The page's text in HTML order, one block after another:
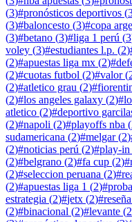
(3)#pronósticos deportivos (
(3)#baloncesto (3)#copa
(3)#betano (3)#liga 1 perú (3
voley (3)#estudiantes l.p. (2)
(2)#apuestas liga mx (2)#
(2)#cuotas futbol (2)#valor(
(2)#atletico grau (2)#
(2)#los angeles galaxy (2)#
atletico (2)#deportivo
(2)#napoli (2)#playoffs nba (
sudamericana (2)#melgar(2)
(2)#noticias perú (2)#play-in
(2)#belgrano (2)#fa cup (2)#
(2)#seleccion peruana (2)#
(2)#apuestas liga 1 (2)#
estrategia (2)#jetx (2)#
(2)#binacional (2)#levante (2